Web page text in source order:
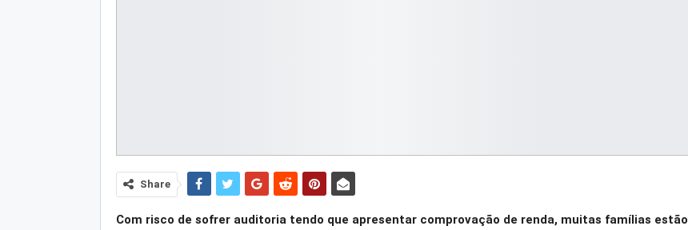
Share
Com risco de sofrer auditoria tendo que apresentar comprovação de renda, muitas famílias estão